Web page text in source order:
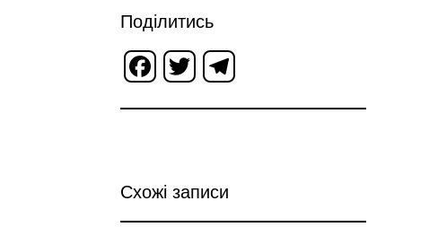
Поділитись
Facebook
Twitter
Схожі записи